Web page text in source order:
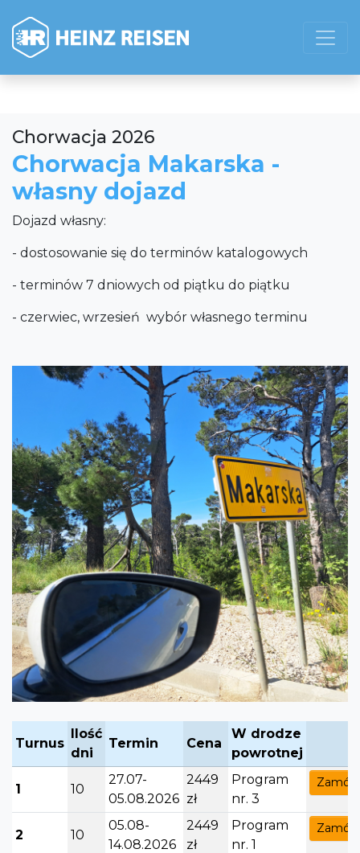
Chorwacja 2026
Chorwacja Makarska -
własny dojazd
Dojazd własny:
- dostosowanie się do terminów katalogowych
- terminów 7 dniowych od piątku do piątku
- czerwiec, wrzesień wybór własnego terminu
Turnus
Ilość
dni
Termin Cena
W drodze
powrotnej
1 10
27.07-
05.08.2026
2449
zł
Program
nr. 3
Zamów
2 10
05.08-
14.08.2026
2449
zł
Program
nr. 1
Zamów